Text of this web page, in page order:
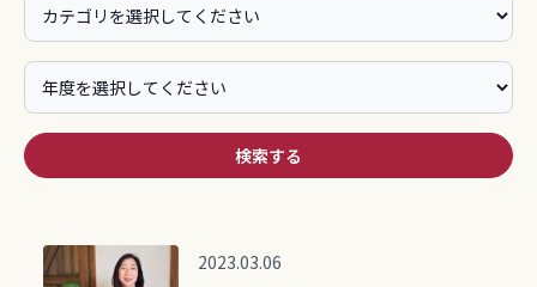
検索する
2023.03.06